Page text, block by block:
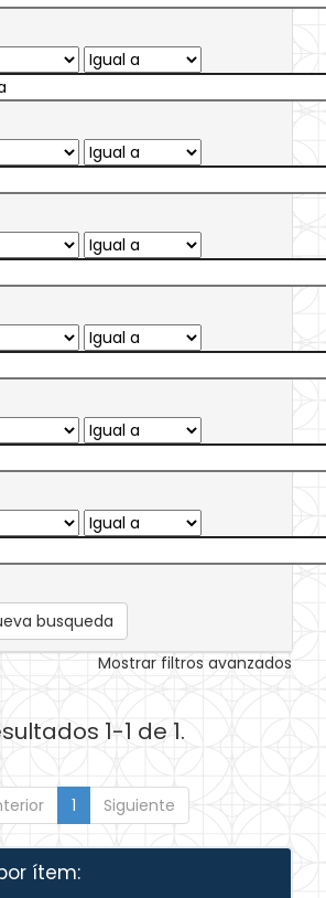
busqueda
Mostrar filtros avanzados
1-1 de 1.
1 Siguiente
ítem: